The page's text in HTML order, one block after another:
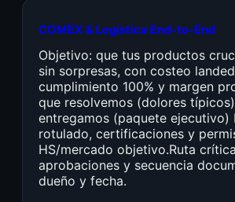
COMEX & Logística End-to-End
Objetivo: que tus productos
sin sorpresas, con costeo
cumplimiento 100% y margen
que resolvemos (dolores
entregamos (paquete ejecutivo)
rotulado, certificaciones y
HS/mercado objetivo.Ruta
aprobaciones y secuencia
dueño y fecha.